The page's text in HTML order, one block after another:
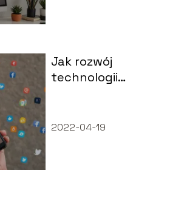
Jak rozwój
technologii
2022-04-19